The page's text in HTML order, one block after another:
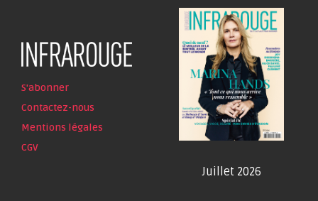
S'abonner
Contactez-nous
Mentions légales
CGV
Juillet 2026